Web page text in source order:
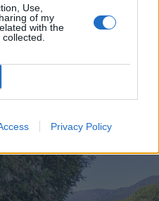
Use,
of my
with the
Privacy Policy
ittasan hajtott
férfi